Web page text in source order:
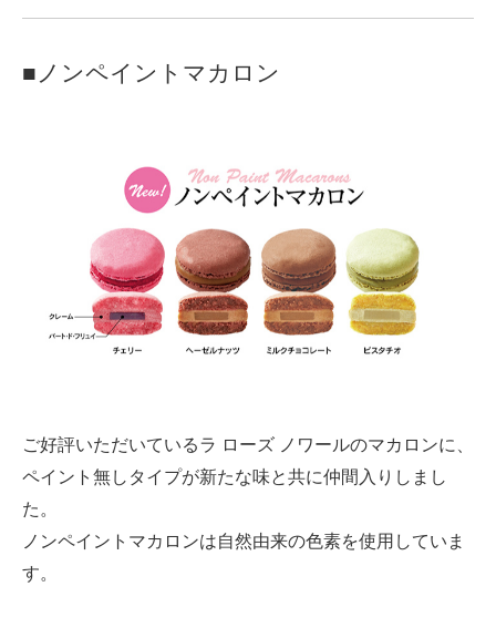
■ノンペイントマカロン
ご好評いただいているラ ローズ ノワールのマカロンに、
ペイント無しタイプが新たな味と共に仲間入りしまし
た。
ノンペイントマカロンは自然由来の色素を使用していま
す。